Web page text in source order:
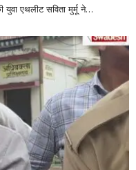
एथलीट सविता मुर्मू ने…